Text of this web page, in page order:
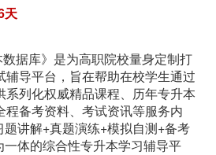
天
数据库》是为高职院校量身定制打
辅导平台，旨在帮助在校学生通过
系列化权威精品课程、历年专升本
备考资料、考试资讯等服务内
题讲解+真题演练+模拟自测+备考
一体的综合性专升本学习辅导平